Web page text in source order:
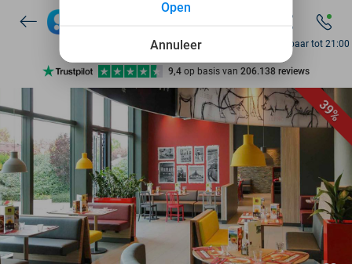
Ontdek 15.000+ deals
7 dagen per week beschikbaar
9,4 op basis van206.138 reviews
Ontdek 15.000+ deals
7 dagen per week beschikbaar
10+ miljoen leden
Bereikbaar tot 21:00
39%
Annuleer
Open